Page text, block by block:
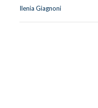
Ilenia Giagnoni